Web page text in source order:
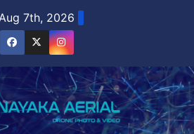
7th, 2026